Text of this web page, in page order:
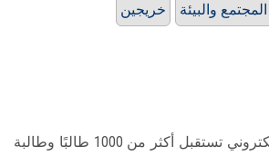
خريجين والبيئة
معامل التنسيق الإلكتروني تستقبل أكثر من 1000 طالبًا وطالبة